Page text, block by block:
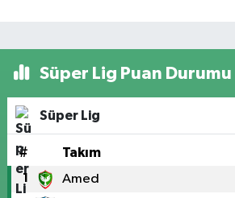
Süper Lig Puan Durumu
Süper Lig
# Takım
1 Amed